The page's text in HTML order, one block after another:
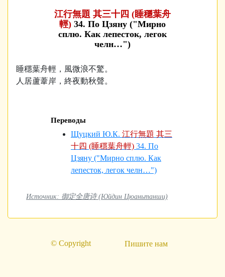
江行無題 其三十四 (睡穩葉舟
輕) 34. По Цзяну ("Мирно
сплю. Как лепесток, легок
челн…")
睡穩葉舟輕，風微浪不驚。
人居蘆葦岸，終夜動秋聲。
Переводы
Щуцкий Ю.К. 江行無題 其三
十四 (睡穩葉舟輕) 34. По
Цзяну ("Мирно сплю. Как
лепесток, легок челн…")
Источник: 御定全唐诗 (Юйдин Цюаньтанши)
© Copyright Пишите нам